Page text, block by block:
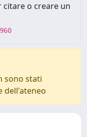
o creare un
sono stati
dell'ateneo